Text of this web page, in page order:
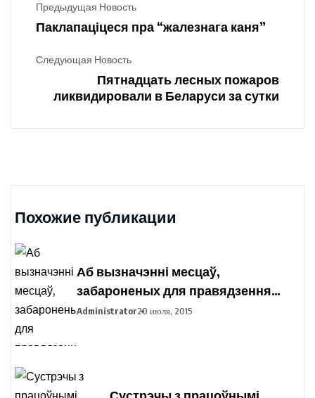
Предыдущая Новость
Паклапаціцеся пра “жалезнага каня”
Следующая Новость
Пятнадцать лесных пожаров
ликвидировали в Беларуси за сутки
Похожие публикации
Аб вызначэнні месцаў,
забароненых для правядзення
пікетавання з мэтай збору подпісаў
Administrator20 июля, 2015